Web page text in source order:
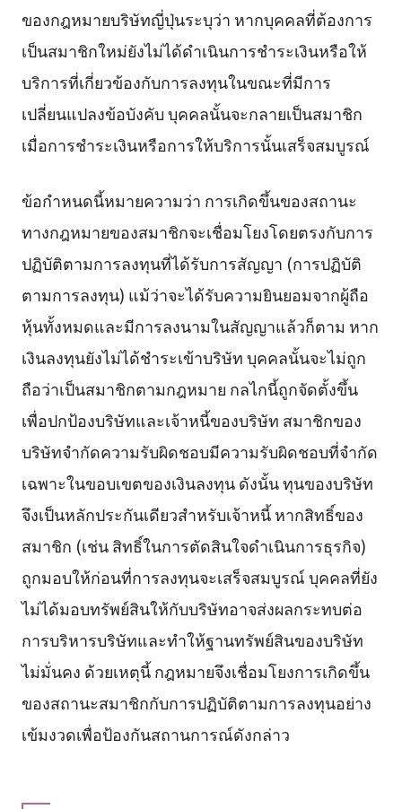
ของกฎหมายบริษัทญี่ปุ่นระบุว่า หากบุคคลที่ต้องการ
เป็นสมาชิกใหม่ยังไม่ได้ดำเนินการชำระเงินหรือให้
บริการที่เกี่ยวข้องกับการลงทุนในขณะที่มีการ
เปลี่ยนแปลงข้อบังคับ บุคคลนั้นจะกลายเป็นสมาชิก
เมื่อการชำระเงินหรือการให้บริการนั้นเสร็จสมบูรณ์
ข้อกำหนดนี้หมายความว่า การเกิดขึ้นของสถานะ
ทางกฎหมายของสมาชิกจะเชื่อมโยงโดยตรงกับการ
ปฏิบัติตามการลงทุนที่ได้รับการสัญญา (การปฏิบัติ
ตามการลงทุน) แม้ว่าจะได้รับความยินยอมจากผู้ถือ
หุ้นทั้งหมดและมีการลงนามในสัญญาแล้วก็ตาม หาก
เงินลงทุนยังไม่ได้ชำระเข้าบริษัท บุคคลนั้นจะไม่ถูก
ถือว่าเป็นสมาชิกตามกฎหมาย กลไกนี้ถูกจัดตั้งขึ้น
เพื่อปกป้องบริษัทและเจ้าหนี้ของบริษัท สมาชิกของ
บริษัทจำกัดความรับผิดชอบมีความรับผิดชอบที่จำกัด
เฉพาะในขอบเขตของเงินลงทุน ดังนั้น ทุนของบริษัท
จึงเป็นหลักประกันเดียวสำหรับเจ้าหนี้ หากสิทธิ์ของ
สมาชิก (เช่น สิทธิ์ในการตัดสินใจดำเนินการธุรกิจ)
ถูกมอบให้ก่อนที่การลงทุนจะเสร็จสมบูรณ์ บุคคลที่ยัง
ไม่ได้มอบทรัพย์สินให้กับบริษัทอาจส่งผลกระทบต่อ
การบริหารบริษัทและทำให้ฐานทรัพย์สินของบริษัท
ไม่มั่นคง ด้วยเหตุนี้ กฎหมายจึงเชื่อมโยงการเกิดขึ้น
ของสถานะสมาชิกกับการปฏิบัติตามการลงทุนอย่าง
เข้มงวดเพื่อป้องกันสถานการณ์ดังกล่าว